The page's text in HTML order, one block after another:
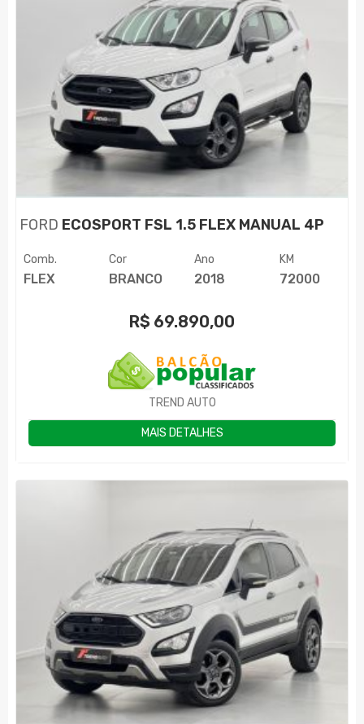
FORD ECOSPORT FSL 1.5 FLEX MANUAL 4P
Comb.
FLEX
Cor
BRANCO
Ano
2018
KM
72000
R$ 69.890,00
TREND AUTO
MAIS DETALHES